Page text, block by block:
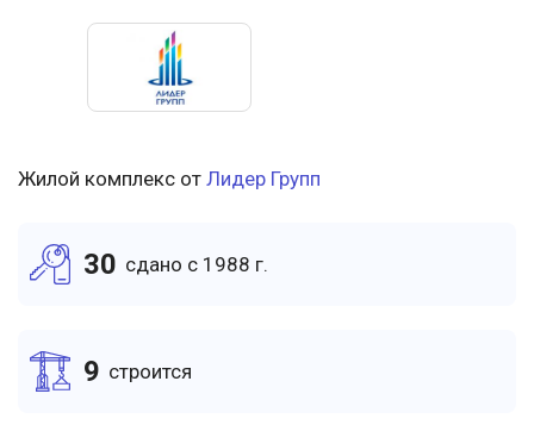
Жилой комплекс от Лидер Групп
30 cдано c 1988 г.
9 cтроится